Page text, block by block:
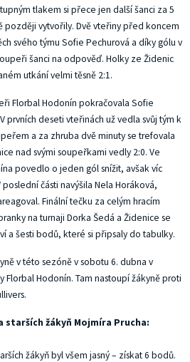
tlakem si přece jen další šanci za 5
později vytvořily. Dvě vteřiny před koncem
svého týmu Sofie Pechurová a díky gólu v
šanci na odpověď. Holky ze Židenic
utkání velmi těsně 2:1.
Florbal Hodonín pokračovala Sofie
prvních deseti vteřinách už vedla svůj tým k
a za zhruba dvě minuty se trefovala
nad svými soupeřkami vedly 2:0. Ve
povedlo o jeden gól snížit, avšak víc
části navýšila Nela Horáková,
Finální tečku za celým hracím
na turnaji Dorka Šedá a Židenice se
a šesti bodů, které si připsaly do tabulky.
v této sezóně v sobotu 6. dubna v
Florbal Hodonín. Tam nastoupí žákyně proti
žákyň Mojmíra Prucha:
žákyň byl všem jasný – získat 6 bodů.